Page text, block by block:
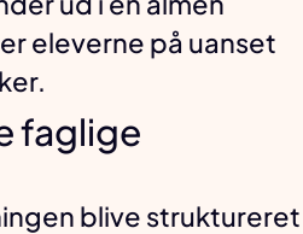
eleverne på uanset
faglige
blive struktureret